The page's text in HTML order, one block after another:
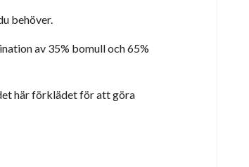
behöver.
av 35% bomull och 65%
här förklädet för att göra